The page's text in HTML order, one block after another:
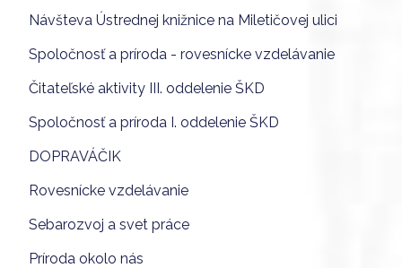
Návšteva Ústrednej knižnice na Miletičovej ulici
Spoločnosť a príroda - rovesnícke vzdelávanie
Čitateľské aktivity III. oddelenie ŠKD
Spoločnosť a príroda I. oddelenie ŠKD
DOPRAVÁČIK
Rovesnícke vzdelávanie
Sebarozvoj a svet práce
Príroda okolo nás